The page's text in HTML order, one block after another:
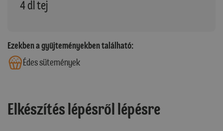
4 dl tej
Ezekben a gyűjteményekben található:
Édes sütemények
Elkészítés lépésről lépésre